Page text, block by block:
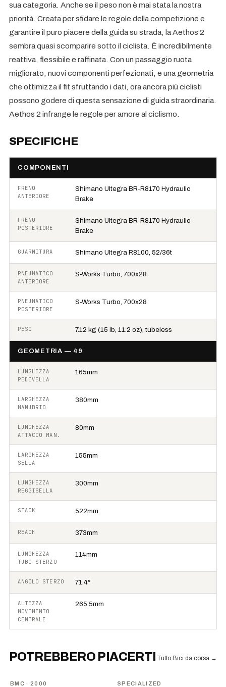
sua categoria. Anche se il peso non è mai stata la nostra
priorità. Creata per sfidare le regole della competizione e
garantire il puro piacere della guida su strada, la Aethos 2
sembra quasi scomparire sotto il ciclista. È incredibilmente
reattiva, flessibile e raffinata. Con un passaggio ruota
migliorato, nuovi componenti perfezionati, e una geometria
che ottimizza il fit sfruttando i dati, ora ancora più ciclisti
possono godere di questa sensazione di guida straordinaria.
Aethos 2 infrange le regole per amore al ciclismo.
SPECIFICHE
COMPONENTI
FRENO
ANTERIORE
Shimano Ultegra BR-R8170 Hydraulic
Brake
FRENO
POSTERIORE
Shimano Ultegra BR-R8170 Hydraulic
Brake
GUARNITURA Shimano Ultegra R8100, 52/36t
PNEUMATICO
ANTERIORE
S-Works Turbo, 700x28
PNEUMATICO
POSTERIORE
S-Works Turbo, 700x28
PESO 7.12 kg (15 lb, 11.2 oz), tubeless
GEOMETRIA — 49
LUNGHEZZA
PEDIVELLA
165mm
LARGHEZZA
MANUBRIO
380mm
LUNGHEZZA
ATTACCO MAN.
80mm
LARGHEZZA
SELLA
155mm
LUNGHEZZA
REGGISELLA
300mm
STACK 522mm
REACH 373mm
LUNGHEZZA
TUBO STERZO
114mm
ANGOLO STERZO 71.4°
ALTEZZA
MOVIMENTO
CENTRALE
265.5mm
POTREBBERO PIACERTI Tutto Bici da corsa →
BMC · 2000 SPECIALIZED